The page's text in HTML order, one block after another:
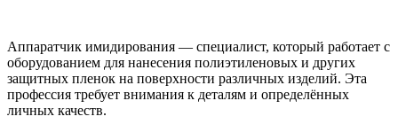
Аппаратчик имидирования — специалист, который работает с
оборудованием для нанесения полиэтиленовых и других
защитных пленок на поверхности различных изделий. Эта
профессия требует внимания к деталям и определённых
личных качеств.